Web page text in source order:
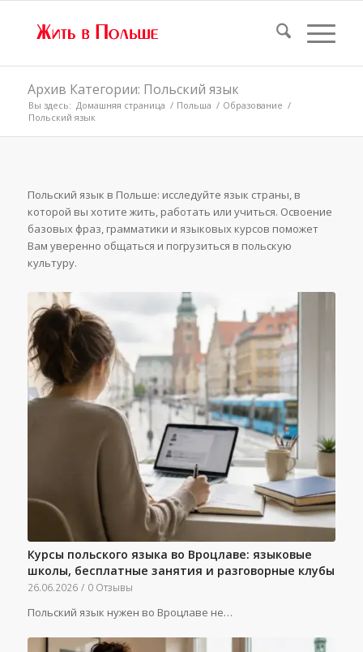
Архив Категории: Польский язык
Вы здесь: Домашняя страница / Польша / Образование /
Польский язык
Польский язык в Польше: исследуйте язык страны, в
которой вы хотите жить, работать или учиться. Освоение
базовых фраз, грамматики и языковых курсов поможет
Вам уверенно общаться и погрузиться в польскую
культуру.
Курсы польского языка во Вроцлаве: языковые
школы, бесплатные занятия и разговорные клубы
26.06.2026 / 0 Отзывы
Польский язык нужен во Вроцлаве не…